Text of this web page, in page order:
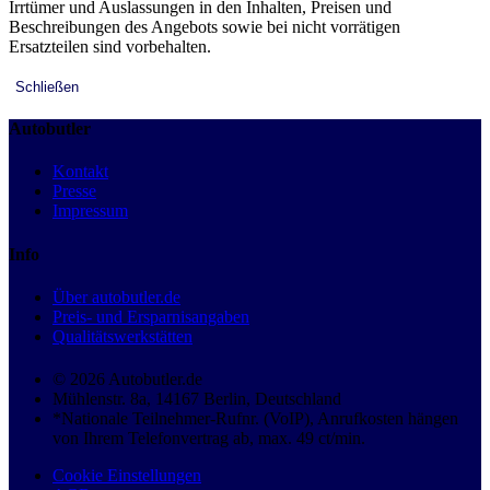
Irrtümer und Auslassungen in den Inhalten, Preisen und
Beschreibungen des Angebots sowie bei nicht vorrätigen
Ersatzteilen sind vorbehalten.
Schließen
Autobutler
Kontakt
Presse
Impressum
Info
Über autobutler.de
Preis- und Ersparnisangaben
Qualitätswerkstätten
© 2026 Autobutler.de
Mühlenstr. 8a, 14167 Berlin, Deutschland
*Nationale Teilnehmer-Rufnr. (VoIP), Anrufkosten hängen
von Ihrem Telefonvertrag ab, max. 49 ct/min.
Cookie Einstellungen